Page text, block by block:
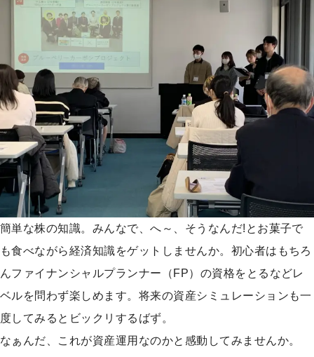
簡単な株の知識。みんなで、へ～、そうなんだ!とお菓子で
も食べながら経済知識をゲットしませんか。初心者はもちろ
んファイナンシャルプランナー（FP）の資格をとるなどレ
ベルを問わず楽しめます。将来の資産シミュレーションも一
度してみるとビックリするばず。
なぁんだ、これが資産運用なのかと感動してみませんか。